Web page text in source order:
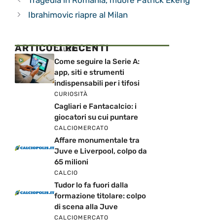
Ibrahimovic riapre al Milan
ARTICOLI RECENTI
CALCIO
Come seguire la Serie A:
app, siti e strumenti
indispensabili per i tifosi
CURIOSITÀ
Cagliari e Fantacalcio: i
giocatori su cui puntare
CALCIOMERCATO
Affare monumentale tra
Juve e Liverpool, colpo da
65 milioni
CALCIO
Tudor lo fa fuori dalla
formazione titolare: colpo
di scena alla Juve
CALCIOMERCATO